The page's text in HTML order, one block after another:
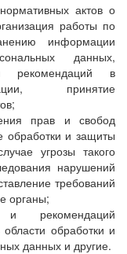
актов о
работы по
информации
данных,
рекомендаций в
принятие
прав и свобод
обработки и защиты
угрозы такого
нарушений
требований
органы;
и рекомендаций
обработки и
данных и другие.